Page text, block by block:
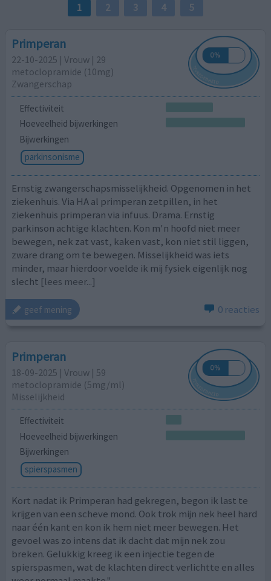
1 2 3 4 5
Primperan
22-10-2025 | Vrouw | 29
metoclopramide (10mg)
Zwangerschap
Effectiviteit
Hoeveelheid bijwerkingen
Bijwerkingen
parkinsonisme
Ernstig zwangerschapsmisselijkheid. Opgenomen in het
ziekenhuis. Via HA al primperan zetpillen, in het
ziekenhuis primperan via infuus. Drama. Ernstig
parkinson achtige klachten. Kon m'n hoofd niet meer
bewegen, nek zat vast, kaken vast, kon niet stil liggen,
zware drang om te bewegen. Misselijkheid was iets
minder, maar hierdoor voelde ik mij fysiek eigenlijk nog
slecht [lees meer...]
geef mening 0 reacties
Primperan
18-09-2025 | Vrouw | 59
metoclopramide (5mg/ml)
Misselijkheid
Effectiviteit
Hoeveelheid bijwerkingen
Bijwerkingen
spierspasmen
Kort nadat ik Primperan had gekregen, begon ik last te
krijgen van een scheve mond. Ook trok mijn nek heel hard
naar één kant en kon ik hem niet meer bewegen. Het
gevoel was zo intens dat ik dacht dat mijn nek zou
breken. Gelukkig kreeg ik een injectie tegen de
spierspasmen, wat de klachten direct verlichtte en alles